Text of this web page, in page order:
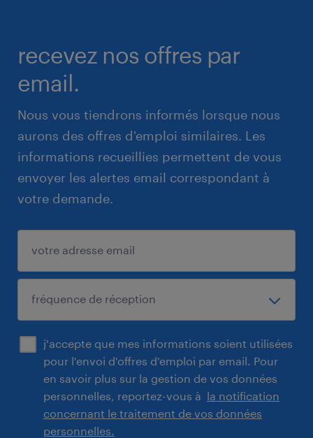
recevez nos offres par
email.
Nous vous tiendrons informés lorsque nous
aurons des offres d'emploi similaires. Les
informations recueillies permettent de vous
envoyer les alertes email correspondant à
votre demande.
j'accepte que mes informations soient utilisées
pour l'envoi d'offres d'emploi par email. Pour
en savoir plus sur la gestion de vos données
personnelles, reportez-vous à la notification
concernant le traitement de vos données
personnelles.